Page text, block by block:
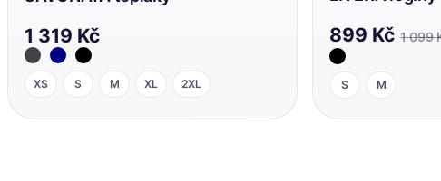
1 319 Kč
XS S M XL 2XL
899 Kč 1 099
S M